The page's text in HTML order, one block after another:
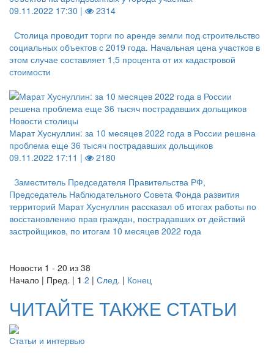
09.11.2022 17:30 |
2314
Столица проводит торги по аренде земли под строительство
социальных объектов с 2019 года. Начальная цена участков в
этом случае составляет 1,5 процента от их кадастровой
стоимости
Новости столицы
Марат Хуснуллин: за 10 месяцев 2022 года в России решена
проблема еще 36 тысяч пострадавших дольщиков
09.11.2022 17:11 |
2180
Заместитель Председателя Правительства РФ,
Председатель Наблюдательного Совета Фонда развития
территорий Марат Хуснуллин рассказал об итогах работы по
восстановлению прав граждан, пострадавших от действий
застройщиков, по итогам 10 месяцев 2022 года
Новости 1 - 20 из 38
Начало | Пред. | 1 2 | След. | Конец
ЧИТАЙТЕ ТАКЖЕ СТАТЬИ
Статьи и интервью